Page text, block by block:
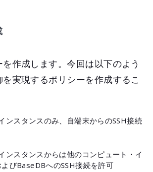
作成します。今回は以下のよう
実現するポリシーを作成するこ
ンスタンスのみ、自端末からのSSH接続
ンスタンスからは他のコンピュート・イ
びBaseDBへのSSH接続を許可